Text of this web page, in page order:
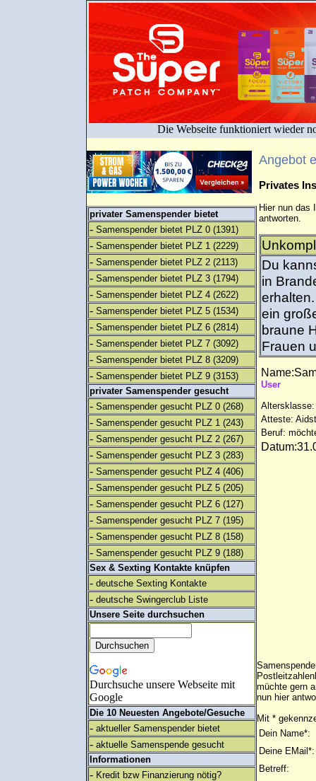
Die Webseite funktioniert wieder
privater Samenspender bietet
- Samenspender bietet PLZ 0 (1391)
- Samenspender bietet PLZ 1 (2229)
- Samenspender bietet PLZ 2 (2113)
- Samenspender bietet PLZ 3 (1794)
- Samenspender bietet PLZ 4 (2622)
- Samenspender bietet PLZ 5 (1534)
- Samenspender bietet PLZ 6 (2814)
- Samenspender bietet PLZ 7 (3092)
- Samenspender bietet PLZ 8 (3209)
- Samenspender bietet PLZ 9 (3153)
privater Samenspender gesucht
- Samenspender gesucht PLZ 0 (268)
- Samenspender gesucht PLZ 1 (243)
- Samenspender gesucht PLZ 2 (267)
- Samenspender gesucht PLZ 3 (283)
- Samenspender gesucht PLZ 4 (406)
- Samenspender gesucht PLZ 5 (205)
- Samenspender gesucht PLZ 6 (127)
- Samenspender gesucht PLZ 7 (195)
- Samenspender gesucht PLZ 8 (158)
- Samenspender gesucht PLZ 9 (188)
Sex & Sexting Kontakte knüpfen
- deutsche Sexting Kontakte
- deutsche Swingerclub Liste
Unsere Seite durchsuchen
Durchsuche unsere Webseite mit
Google
Die 10 Neuesten Angebote/Gesuche
- aktueller Samenspender bietet
- aktuelle Samenspende gesucht
Informationen
- Kredit bzw Finanzierung nötig?
Angebot
Privates
Hier nun das
antworten.
Du
in
ein
braune
Frauen
User
Altersklasse:
Atteste:
Beruf:
müchte gern
nun hier
Mit *
Dein Name*:
Deine EMail*:
Betreff: